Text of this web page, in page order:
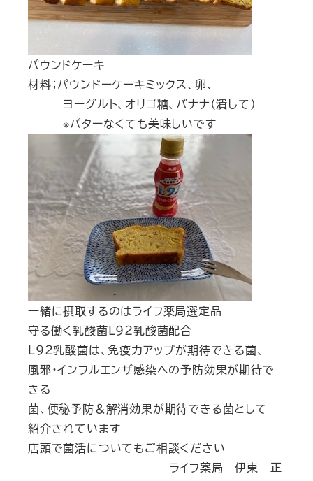
パウンドケーキ
材料；パウンドーケーキミックス、卵、
ヨーグルト、オリゴ糖、バナナ（潰して）
※バターなくても美味しいです
一緒に摂取するのはライフ薬局選定品
守る働く乳酸菌Ｌ９２乳酸菌配合
Ｌ９２乳酸菌は、免疫力アップが期待できる菌、
風邪・インフルエンザ感染への予防効果が期待で
きる
菌、便秘予防＆解消効果が期待できる菌として
紹介されています
店頭で菌活についてもご相談ください
ライフ薬局 伊東 正